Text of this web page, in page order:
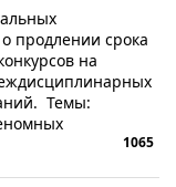
продлении срока
на
Темы:
1065